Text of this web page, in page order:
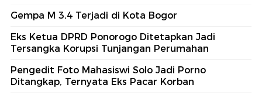
Gempa M 3,4 Terjadi di Kota Bogor
Eks Ketua DPRD Ponorogo Ditetapkan Jadi
Tersangka Korupsi Tunjangan Perumahan
Pengedit Foto Mahasiswi Solo Jadi Porno
Ditangkap, Ternyata Eks Pacar Korban